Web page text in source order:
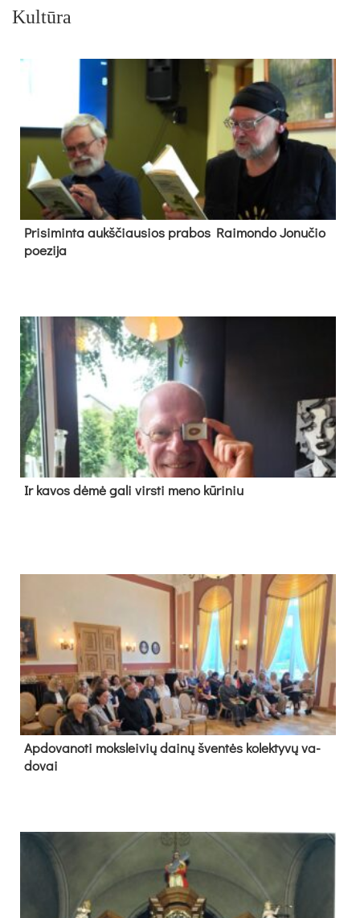
Kultūra
Pri­si­min­ta aukš­čiau­sios pra­bos Rai­mon­do Jo­nu­čio
poe­zi­ja
Ir ka­vos dė­mė ga­li virs­ti me­no kū­ri­niu
Ap­do­va­no­ti moks­lei­vių dai­nų šven­tės ko­lek­ty­vų va­
do­vai